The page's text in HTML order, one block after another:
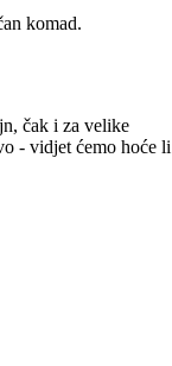
komad.
čak i za velike
- vidjet ćemo hoće li